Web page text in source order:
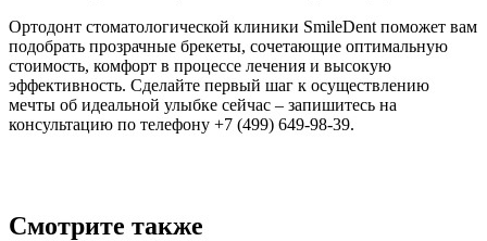
Ортодонт стоматологической клиники SmileDent поможет вам
подобрать прозрачные брекеты, сочетающие оптимальную
стоимость, комфорт в процессе лечения и высокую
эффективность. Сделайте первый шаг к осуществлению
мечты об идеальной улыбке сейчас – запишитесь на
консультацию по телефону +7 (499) 649-98-39.
Смотрите также